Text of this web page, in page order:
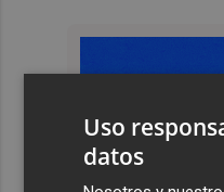
Uso
datos